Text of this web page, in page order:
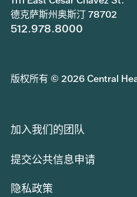
德克萨斯州奥斯汀 78702
512.978.8000
版权所有 © 2026 Central
加入我们的团队
提交公共信息申请
隐私政策